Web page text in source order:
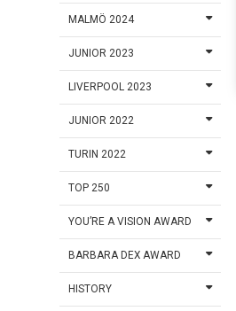
MALMÖ 2024
JUNIOR 2023
LIVERPOOL 2023
JUNIOR 2022
TURIN 2022
TOP 250
YOU’RE A VISION AWARD
BARBARA DEX AWARD
HISTORY